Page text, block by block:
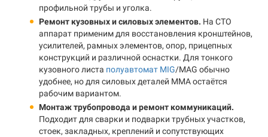
профильной трубы и уголка.
Ремонт кузовных и силовых элементов. На СТО
аппарат применим для восстановления кронштейнов,
усилителей, рамных элементов, опор, прицепных
конструкций и различной оснастки. Для тонкого
кузовного листа полуавтомат MIG/MAG обычно
удобнее, но для силовых деталей MMA остаётся
рабочим вариантом.
Монтаж трубопровода и ремонт коммуникаций.
Подходит для сварки и подварки трубных участков,
стоек, закладных, креплений и сопутствующих